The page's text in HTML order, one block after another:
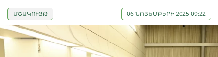
ՄՇԱԿՈՒՅԹ 06 ՆՈՅԵՄԲԵՐԻ 2025 09:22